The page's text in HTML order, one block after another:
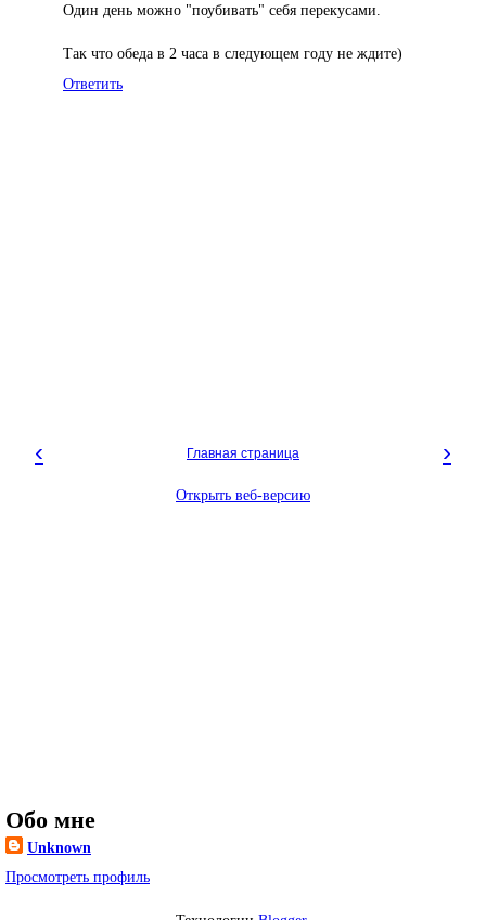
Один день можно "поубивать" себя перекусами.
Так что обеда в 2 часа в следующем году не ждите)
Ответить
‹ ›
Главная страница
Открыть веб-версию
Обо мне
Unknown
Просмотреть профиль